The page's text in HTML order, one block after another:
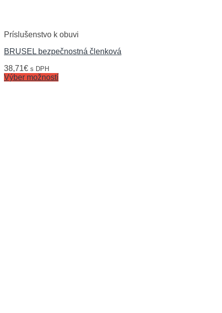
Príslušenstvo k obuvi
BRUSEL bezpečnostná členková
38,71€ s DPH
Výber možností